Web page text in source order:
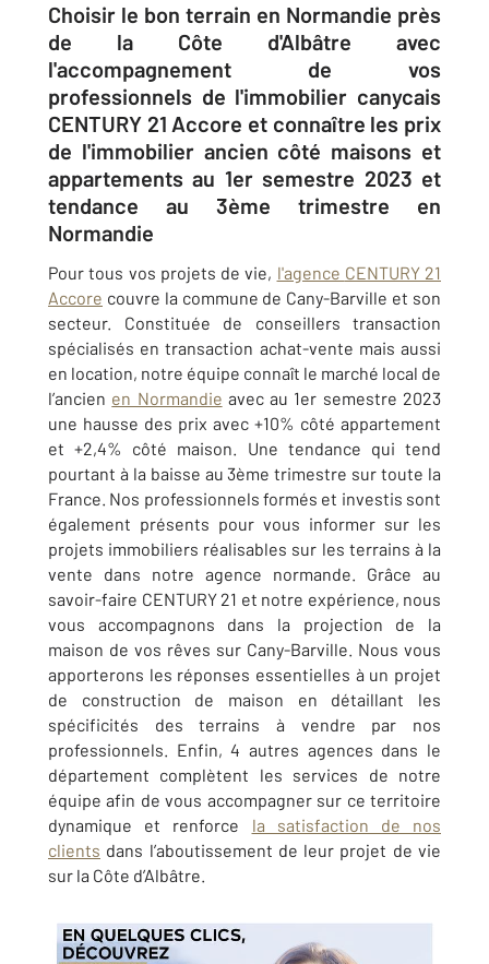
Choisir le bon terrain en Normandie près
de la Côte d'Albâtre avec
l'accompagnement de vos
professionnels de l'immobilier canycais
CENTURY 21 Accore et connaître les prix
de l'immobilier ancien côté maisons et
appartements au 1er semestre 2023 et
tendance au 3ème trimestre en
Normandie
Pour tous vos projets de vie, l'agence CENTURY 21
Accore couvre la commune de Cany-Barville et son
secteur. Constituée de conseillers transaction
spécialisés en transaction achat-vente mais aussi
en location, notre équipe connaît le marché local de
l’ancien en Normandie avec au 1er semestre 2023
une hausse des prix avec +10% côté appartement
et +2,4% côté maison. Une tendance qui tend
pourtant à la baisse au 3ème trimestre sur toute la
France. Nos professionnels formés et investis sont
également présents pour vous informer sur les
projets immobiliers réalisables sur les terrains à la
vente dans notre agence normande. Grâce au
savoir-faire CENTURY 21 et notre expérience, nous
vous accompagnons dans la projection de la
maison de vos rêves sur Cany-Barville. Nous vous
apporterons les réponses essentielles à un projet
de construction de maison en détaillant les
spécificités des terrains à vendre par nos
professionnels. Enfin, 4 autres agences dans le
département complètent les services de notre
équipe afin de vous accompagner sur ce territoire
dynamique et renforce la satisfaction de nos
clients dans l’aboutissement de leur projet de vie
sur la Côte d’Albâtre.